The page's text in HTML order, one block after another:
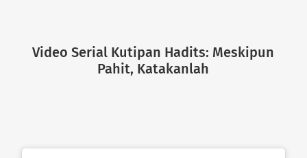
Video Serial Kutipan Hadits: Meskipun
Pahit, Katakanlah